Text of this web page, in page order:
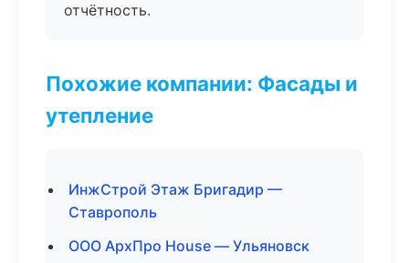
отчётность.
Похожие компании: Фасады и
утепление
ИнжСтрой Этаж Бригадир —
Ставрополь
ООО АрхПро House — Ульяновск